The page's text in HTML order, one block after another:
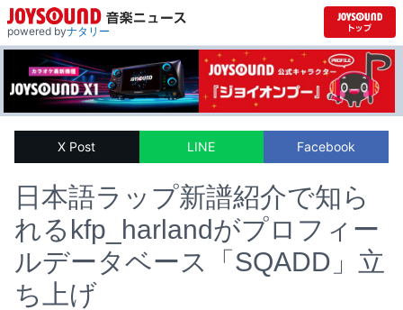
powered byナタリー
X Post LINE Facebook
日本語ラップ新譜紹介で知ら
れるkfp_harlandがプロフィー
ルデータベース「SQADD」立
ち上げ